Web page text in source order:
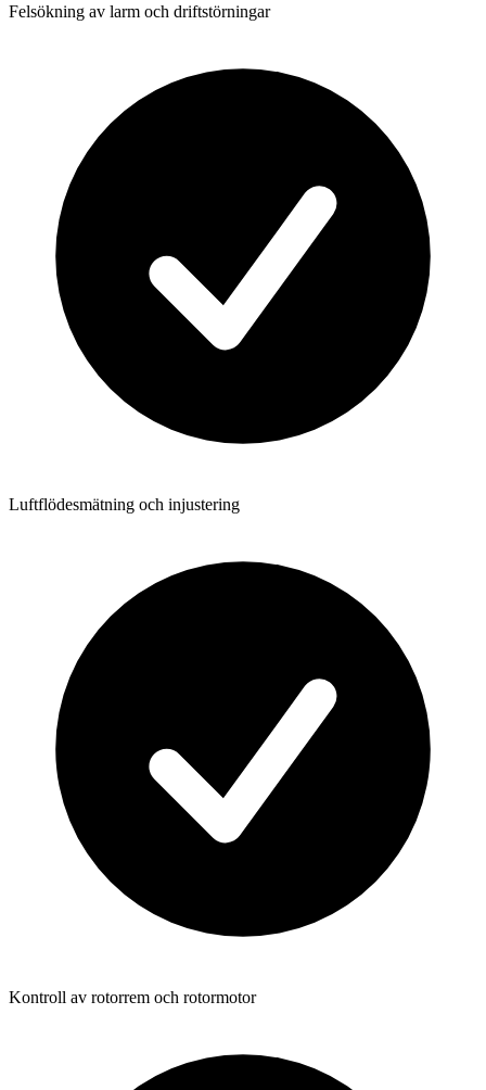
Felsökning av larm och driftstörningar
Luftflödesmätning och injustering
Kontroll av rotorrem och rotormotor